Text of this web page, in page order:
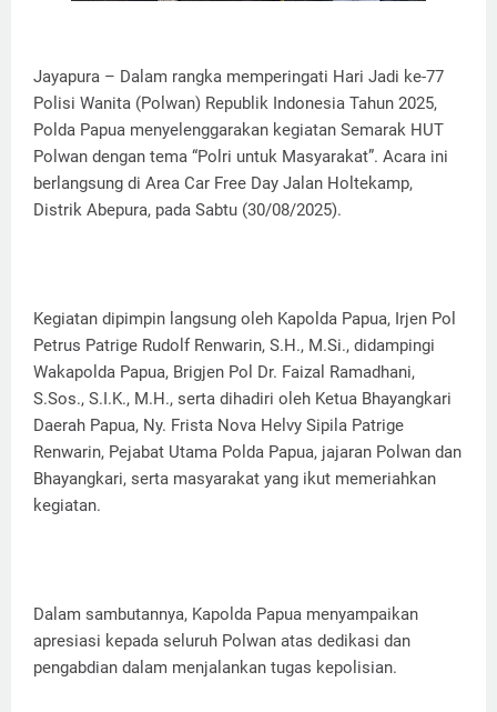
Jayapura – Dalam rangka memperingati Hari Jadi ke-77
Polisi Wanita (Polwan) Republik Indonesia Tahun 2025,
Polda Papua menyelenggarakan kegiatan Semarak HUT
Polwan dengan tema “Polri untuk Masyarakat”. Acara ini
berlangsung di Area Car Free Day Jalan Holtekamp,
Distrik Abepura, pada Sabtu (30/08/2025).
Kegiatan dipimpin langsung oleh Kapolda Papua, Irjen Pol
Petrus Patrige Rudolf Renwarin, S.H., M.Si., didampingi
Wakapolda Papua, Brigjen Pol Dr. Faizal Ramadhani,
S.Sos., S.I.K., M.H., serta dihadiri oleh Ketua Bhayangkari
Daerah Papua, Ny. Frista Nova Helvy Sipila Patrige
Renwarin, Pejabat Utama Polda Papua, jajaran Polwan dan
Bhayangkari, serta masyarakat yang ikut memeriahkan
kegiatan.
Dalam sambutannya, Kapolda Papua menyampaikan
apresiasi kepada seluruh Polwan atas dedikasi dan
pengabdian dalam menjalankan tugas kepolisian.